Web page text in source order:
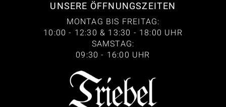
UNSERE ÖFFNUNGSZEITEN
MONTAG BIS FREITAG:
10:00 - 12:30 & 13:30 - 18:00 UHR
SAMSTAG:
09:30 - 16:00 UHR